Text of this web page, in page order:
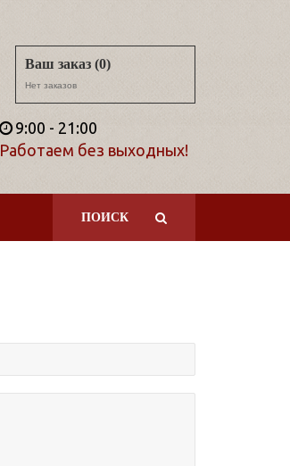
Ваш заказ (0)
Нет заказов
9:00 - 21:00
Работаем без выходных!
ПОИСК